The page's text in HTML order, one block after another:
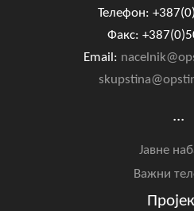
Телефон:
Факс:
Email:
...
Јавне
Важни